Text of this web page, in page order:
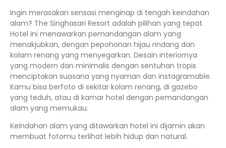
Ingin merasakan sensasi menginap di tengah keindahan
alam? The Singhasari Resort adalah pilihan yang tepat.
Hotel ini menawarkan pemandangan alam yang
menakjubkan, dengan pepohonan hijau rindang dan
kolam renang yang menyegarkan. Desain interiornya
yang modern dan minimalis dengan sentuhan tropis
menciptakan suasana yang nyaman dan instagramable.
Kamu bisa berfoto di sekitar kolam renang, di gazebo
yang teduh, atau di kamar hotel dengan pemandangan
alam yang memukau.
Keindahan alam yang ditawarkan hotel ini dijamin akan
membuat fotomu terlihat lebih hidup dan natural.